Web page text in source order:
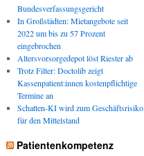
Bundesverfassungsgericht
In Großstädten: Mietangebote seit
2022 um bis zu 57 Prozent
eingebrochen
Altersvorsorgedepot löst Riester ab
Trotz Filter: Doctolib zeigt
Kassenpatient:innen kostenpflichtige
Termine an
Schatten-KI wird zum Geschäftsrisiko
für den Mittelstand
Patientenkompetenz